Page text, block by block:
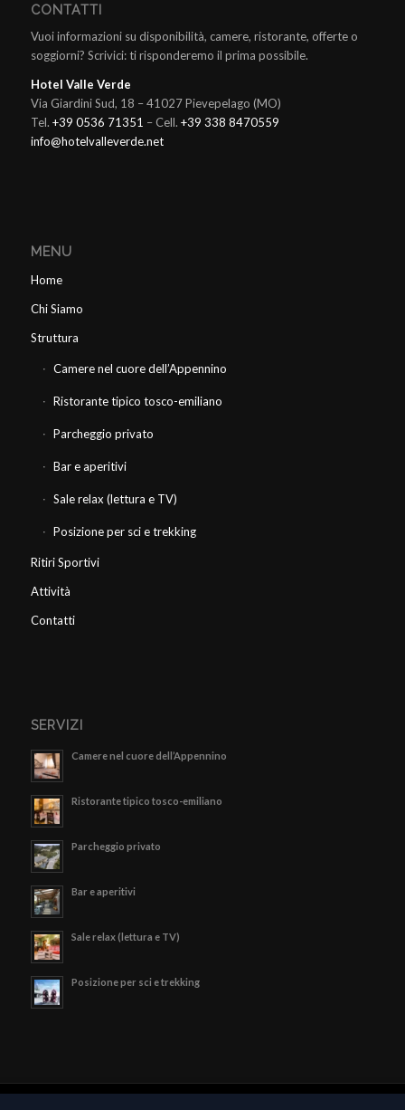
CONTATTI
Vuoi informazioni su disponibilità, camere, ristorante, offerte o
soggiorni? Scrivici: ti risponderemo il prima possibile.
Hotel Valle Verde
Via Giardini Sud, 18 – 41027 Pievepelago (MO)
Tel. +39 0536 71351 – Cell. +39 338 8470559
info@hotelvalleverde.net
MENU
Home
Chi Siamo
Struttura
Camere nel cuore dell’Appennino
Ristorante tipico tosco-emiliano
Parcheggio privato
Bar e aperitivi
Sale relax (lettura e TV)
Posizione per sci e trekking
Ritiri Sportivi
Attività
Contatti
SERVIZI
Camere nel cuore dell’Appennino
Ristorante tipico tosco-emiliano
Parcheggio privato
Bar e aperitivi
Sale relax (lettura e TV)
Posizione per sci e trekking